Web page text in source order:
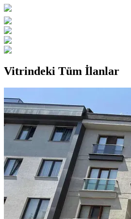
Vitrindeki Tüm İlanlar